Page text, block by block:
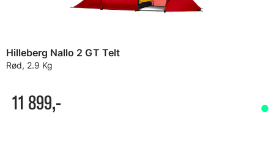
Hilleberg Nallo 2 GT Telt
Rød, 2.9 Kg
11 899,-